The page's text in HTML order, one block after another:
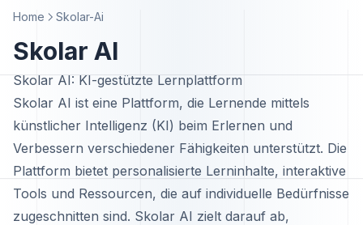
Home Skolar-Ai
Skolar AI
Skolar AI: KI-gestützte Lernplattform
Skolar AI ist eine Plattform, die Lernende mittels
künstlicher Intelligenz (KI) beim Erlernen und
Verbessern verschiedener Fähigkeiten unterstützt. Die
Plattform bietet personalisierte Lerninhalte, interaktive
Tools und Ressourcen, die auf individuelle Bedürfnisse
zugeschnitten sind. Skolar AI zielt darauf ab,